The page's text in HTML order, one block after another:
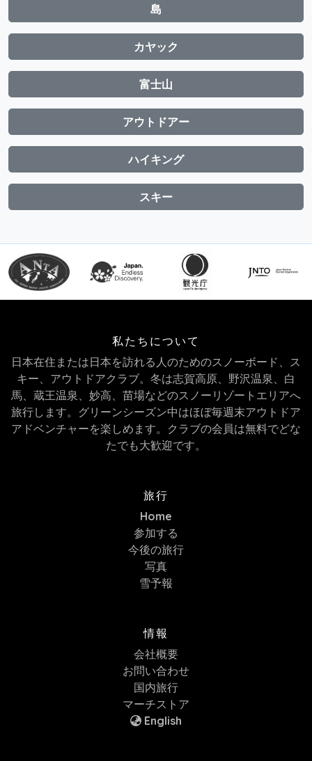
島
カヤック
富士山
アウトドアー
ハイキング
スキー
私たちについて
日本在住または日本を訪れる人のためのスノーボード、ス
キー、アウトドアクラブ。冬は志賀高原、野沢温泉、白
馬、蔵王温泉、妙高、苗場などのスノーリゾートエリアへ
旅行します。グリーンシーズン中はほぼ毎週末アウトドア
アドベンチャーを楽しめます。クラブの会員は無料でどな
たでも大歓迎です。
旅行
Home
参加する
今後の旅行
写真
雪予報
情報
会社概要
お問い合わせ
国内旅行
マーチストア
English